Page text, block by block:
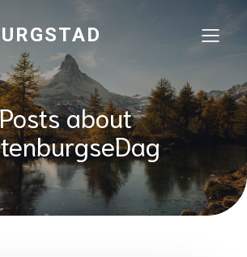
Posts about